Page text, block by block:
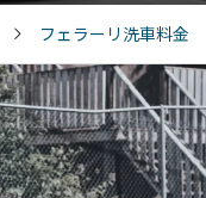
フェラーリ洗車料金